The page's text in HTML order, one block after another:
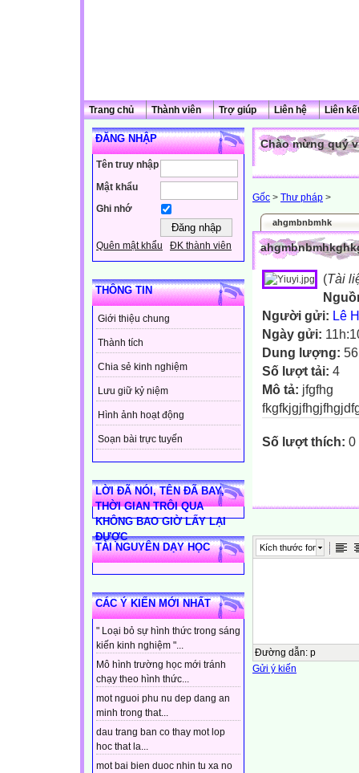
Trang chủ Thành viên Trợ giúp Liên hệ Liên
ĐĂNG NHẬP
Tên truy nhập
Mật khẩu
Ghi nhớ
Quên mật khẩu ĐK thành viên
THÔNG TIN
Giới thiệu chung
Thành tích
Chia sẻ kinh nghiệm
Lưu giữ kỷ niệm
Hình ảnh hoạt động
Soạn bài trực tuyến
LỜI ĐÃ NÓI, TÊN ĐÃ BAY,
THỜI GIAN TRÔI QUA
KHÔNG BAO GIỜ LẤY LẠI
ĐƯỢC
TÀI NGUYÊN DẠY HỌC
CÁC Ý KIẾN MỚI NHẤT
" Loại bỏ sự hình thức trong sáng
kiến kinh nghiệm "...
Mô hình trường học mới tránh
chạy theo hình thức...
mot nguoi phu nu dep dang an
minh trong that...
dau trang ban co thay mot lop
hoc that la...
mot bai bien duoc nhin tu xa no
Chào mừng quý
Gốc > Thư pháp >
ahgmbnbmhk
(Tài
Người gửi: Lê
Ngày gửi:
Dung lượng:
Số lượt tải: 4
Mô tả: jfgfhg
Số lượt thích: 0
Kích thước font
Đường dẫn: p
Gửi ý kiến